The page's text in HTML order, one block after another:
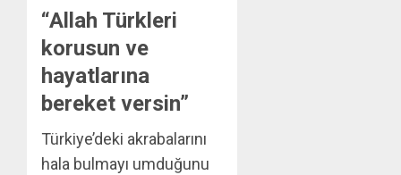
“Allah Türkleri
korusun ve
hayatlarına
bereket versin”
Türkiye’deki akrabalarını
hala bulmayı umduğunu